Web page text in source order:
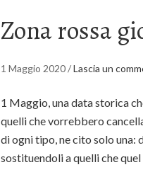
Zona rossa
1 Maggio 2020/Lascia un
1 Maggio, una data storica
quelli che vorrebbero
di ogni tipo, ne cito solo una:
sostituendoli a quelli che